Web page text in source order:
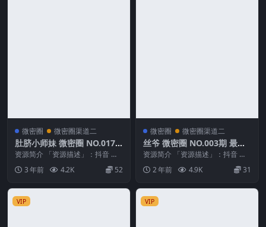
微密圈 微密圈渠道二
肚脐小师妹 微密圈 NO.017
期 最新至：2023.10.25
资源简介 「资源描述」：抖音 肚
脐小师妹 微密圈 NO.017期 【7P1
V】最...
3 年前 4.2K 52
微密圈 微密圈渠道二
丝爷 微密圈 NO.003期 最新
至：2024.12.12
资源简介 「资源描述」：抖音 丝
爷 微密圈 NO.003期 【52P4V】最
新至...2 年前 4.9K 31
VIP VIP